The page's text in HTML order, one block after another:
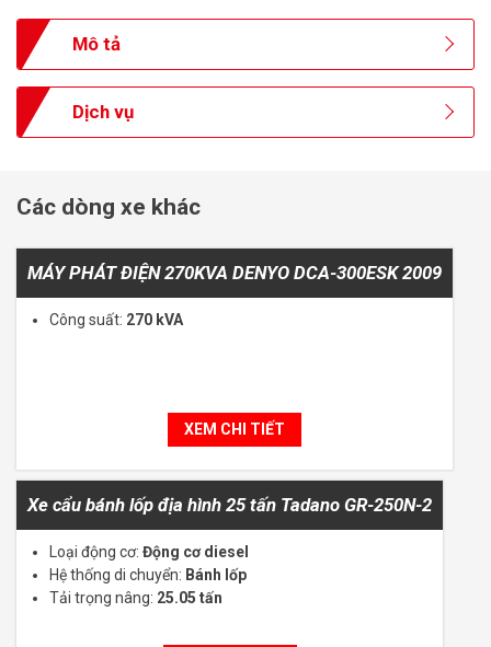
Mô tả
Dịch vụ
Các dòng xe khác
MÁY PHÁT ĐIỆN 270KVA DENYO DCA-300ESK 2009
Công suất: 270 kVA
XEM CHI TIẾT
Xe cẩu bánh lốp địa hình 25 tấn Tadano GR-250N-2
Loại động cơ: Động cơ diesel
Hệ thống di chuyển: Bánh lốp
Tải trọng nâng: 25.05 tấn